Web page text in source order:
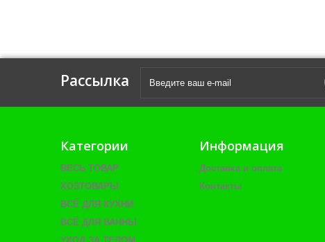
Рассылка
Категории
ВЕСЬ ТОВАР
ХОЗТОВАРЫ
ВСЁ ДЛЯ КУХНИ
ВСЁ ДЛЯ ВАННЫ
Информация
Доставка и оплата
Контакты